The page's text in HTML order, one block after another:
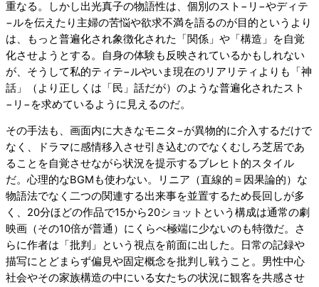
重なる。しかし出光真子の物語性は、個別のスト−リ−やディテ
−ルを伝えたり主婦の苦悩や欲求不満を語るのが目的というより
は、もっと普遍化され象徴化された「関係」や「構造」を自覚
化させようとする。自身の体験も反映されているかもしれない
が、そうして私的ティテ−ルやいま現在のリアリティよりも「神
話」（より正しくは「民」話だが）のような普遍化されたスト
−リ−を求めているように見えるのだ。
その手法も、画面内に大きなモニタ−が異物的に介入するだけで
なく、ドラマに感情移入させ引き込むのでなくむしろ芝居であ
ることを自覚させながら状況を提示するブレヒト的スタイル
だ。心理的なBGMも使わない。リニア（直線的＝因果論的）な
物語法でなく二つの関連する出来事を並置するため長回しが多
く、20分ほどの作品で15から20ショットという構成は通常の劇
映画（その10倍が普通）にくらべ極端に少ないのも特徴だ。さ
らに作者は「批判」という視点を前面に出した。日常の記録や
描写にとどまらず偏見や固定概念を批判し戦うこと。男性中心
社会やその家族構造の中にいる女たちの状況に観客を共感させ